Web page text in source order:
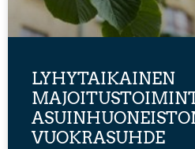
LYHYTAIKAINEN
VUOKRASUHDE